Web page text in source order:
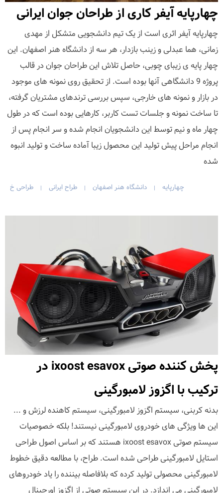
چهارپایه آیفر کاری از طراحان جوان ایرانی
چهارپایه آیفر اثری است از یک تیم دانشجویی متشکل از مهدی
زمانی، هما عبدلی و زینب بازدار، هر سه از دانشگاه هنر اصفهان. این
چهار پایه ی زیبای چوبی، حاصل تلاش این طراحان جوان در قالب
پروژه 9 دانشگاهی آنها بوده است. از تحقیق روی نمونه های موجود
در بازار و نمونه های خارجی، سپس بررسی ترندهای مشتریان گرفته،
تا ساخت نمونه و جلسات تست کاربر، کارهایی بوده است که در طول
چهار ماه و نیم توسط این دانشجویان انجام شده و سر انجام پس از
انجام مراحل پیش تولید این محصول زیبا آماده ساخت و تولید انبوه
شده
چهارپایه | دانشگاه هنر اصفهان | طراح ایرانی | طراحی خ
پخش کننده صوتی ixoost esavox در
ترکیب با اگزوز لامبورگینی
بدنه کربنی، سیستم اگزوز لامبورگینی، سیستم کاهنده لرزش و ...
این ها ویژگی های خودروی لامبورگینی نیستند! بلکه خصوصیات
سیستم صوتی ixoost esavox هستند که بر اساس اصول طراحی
استایل لامبورگینی طراحی شده است. طراح، با مطالعه دقیق خطوط
لامبورگینی محصولی تولید کرده که بلافاصله بیننده را یاد خودروهای
لامبورگینی می اندازد. در این سیستم صوتی از اگزوز اورجینال